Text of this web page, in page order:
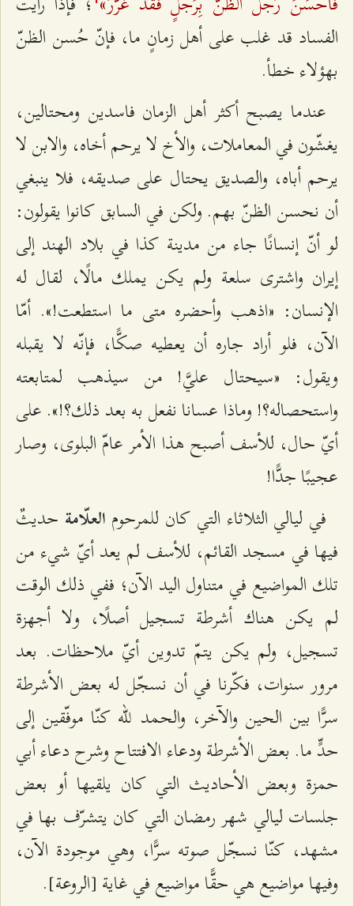
الفساد قد غلب على أهل زمانٍ ما، فإنّ حُسن الظنّ
بهؤلاء خطأ.
عندما يصبح أكثر أهل الزمان فاسدين ومحتالين،
يغشّون في المعاملات، والأخ لا يرحم أخاه، والابن لا
يرحم أباه، والصديق يحتال على صديقه، فلا ينبغي
أن نحسن الظنّ بهم. ولكن في السابق كانوا يقولون:
لو أنّ إنسانًا جاء من مدينة كذا في بلاد الهند إلى
إيران واشترى سلعة ولم يكن يملك مالًا، لقال له
الإنسان: «اذهب وأحضره متى ما استطعت!». أمّا
الآن، فلو أراد جاره أن يعطيه صكًّا، فإنّه لا يقبله
ويقول: «سيحتال عليَّ! من سيذهب لمتابعته
واستحصاله؟! وماذا عسانا نفعل به بعد ذلك؟!». على
أيّ حال، للأسف أصبح هذا الأمر عامّ البلوى، وصار
عجيبًا جدًّا!
في ليالي الثلاثاء التي كان للمرحوم العلّامة حديثٌ
فيها في مسجد القائم، للأسف لم يعد أيّ شيء من
تلك المواضيع في متناول اليد الآن؛ ففي ذلك الوقت
لم يكن هناك أشرطة تسجيل أصلًا، ولا أجهزة
تسجيل، ولم يكن يتمّ تدوين أيّ ملاحظات. بعد
مرور سنوات، فكّرنا في أن نسجّل له بعض الأشرطة
سرًّا بين الحين والآخر، والحمد للّه كنّا موفّقين إلى
حدٍّ ما. بعض الأشرطة ودعاء الافتتاح وشرح دعاء أبي
حمزة وبعض الأحاديث التي كان يلقيها أو بعض
جلسات ليالي شهر رمضان التي كان يتشرّف بها في
مشهد، كنّا نسجّل صوته سرًّا، وهي موجودة الآن،
وفيها مواضيع هي حقًّا مواضيع في غاية [الروعة].